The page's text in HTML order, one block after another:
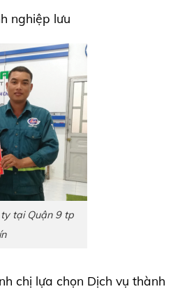
nghiệp lưu
tại Quận 9 tp
chị lựa chọn Dịch vụ thành